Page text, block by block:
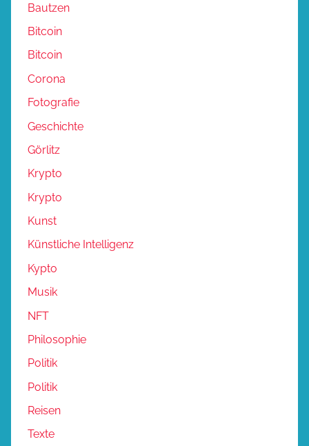
Bautzen
Bitcoin
Bitcoin
Corona
Fotografie
Geschichte
Görlitz
Krypto
Krypto
Kunst
Künstliche Intelligenz
Kypto
Musik
NFT
Philosophie
Politik
Politik
Reisen
Texte